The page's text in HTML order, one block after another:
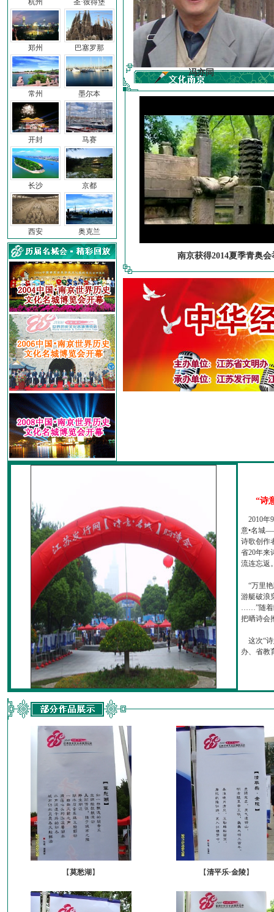
杭州
郑州
常州
开封
长沙
西安
圣·彼得堡
巴塞罗那
墨尔本
马赛
京都
奥克兰
车前子 冯亦同
南京获得2014夏季青奥会
“诗
2010年
意•名城
诗歌创作
省20年来
流连忘返
“万里艳
游艇破浪
……”随着
把晒诗会
这次“诗
办、省教
【莫愁湖 】 【清平乐·金陵】